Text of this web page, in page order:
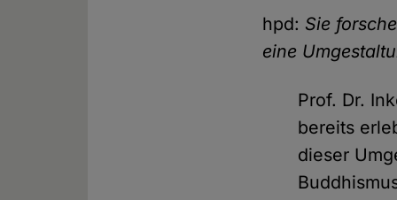
hpd: Sie
eine
Prof. Dr.
bereits
dieser